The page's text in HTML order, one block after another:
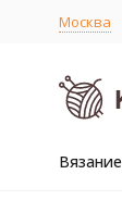
Москва
Вязание